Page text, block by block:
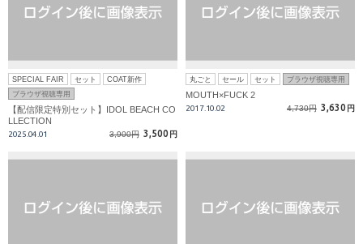
SPECIAL FAIR セット
COAT新作
ブラウザ視聴専用
【配信限定特別セット】IDOL BEACH CO
LLECTION
2025.04.01 3,900円 3,500 円
丸ごと セール セット ブラウザ視聴専用
MOUTH×FUCK 2
2017.10.02 4,730円 3,630 円